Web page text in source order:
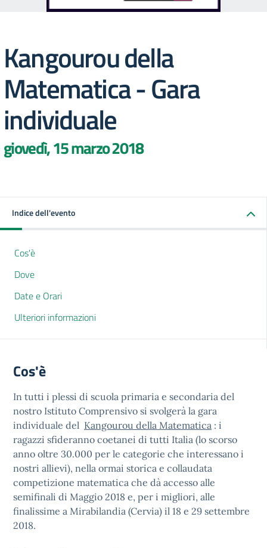
Kangourou della
Matematica - Gara
individuale
giovedì, 15 marzo 2018
Indice dell'evento
Cos'è
Dove
Date e Orari
Ulteriori informazioni
Cos'è
In tutti i plessi di scuola primaria e secondaria del
nostro Istituto Comprensivo si svolgerà la gara
individuale del Kangourou della Matematica : i
ragazzi sfideranno coetanei di tutti Italia (lo scorso
anno oltre 30.000 per le categorie che interessano i
nostri allievi), nella ormai storica e collaudata
competizione matematica che dà accesso alle
semifinali di Maggio 2018 e, per i migliori, alle
finalissime a Mirabilandia (Cervia) il 18 e 29 settembre
2018.